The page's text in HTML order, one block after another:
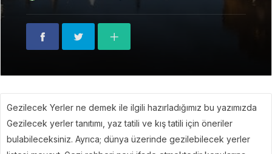
Gezilecek Yerler ne demek ile ilgili hazırladığımız bu yazımızda
Gezilecek yerler tanıtımı, yaz tatili ve kış tatili için öneriler
bulabileceksiniz. Ayrıca; dünya üzerinde gezilebilecek yerler